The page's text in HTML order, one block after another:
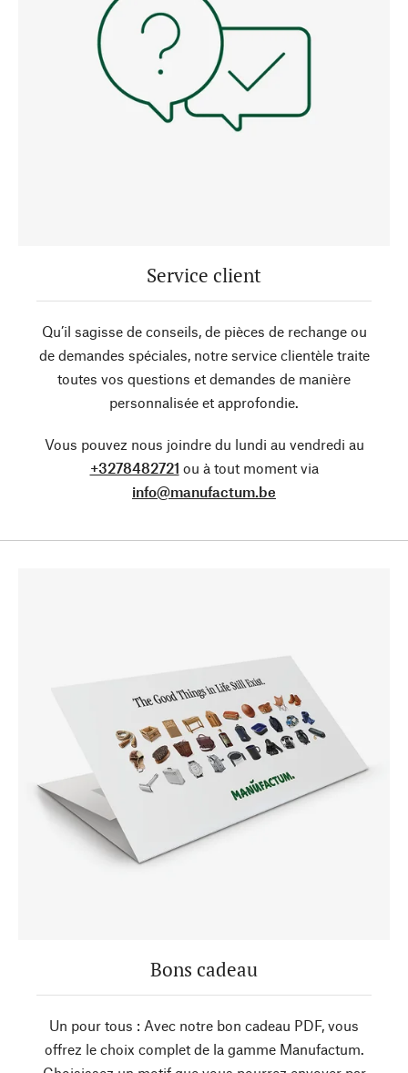
Service client
Qu’il sagisse de conseils, de pièces de rechange ou
de demandes spéciales, notre service clientèle traite
toutes vos questions et demandes de manière
personnalisée et approfondie.
Vous pouvez nous joindre du lundi au vendredi au
+3278482721 ou à tout moment via
info@manufactum.be
Bons cadeau
Un pour tous : Avec notre bon cadeau PDF, vous
offrez le choix complet de la gamme Manufactum.